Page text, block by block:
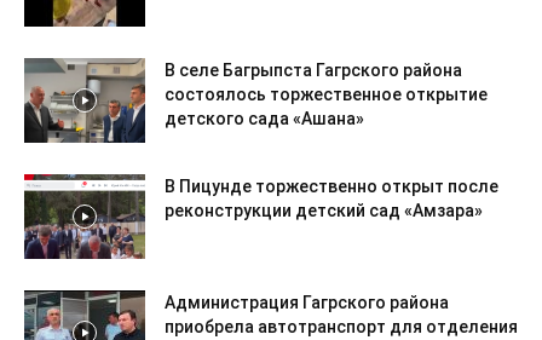
В селе Багрыпста Гагрского района
состоялось торжественное открытие
детского сада «Ашана»
В Пицунде торжественно открыт после
реконструкции детский сад «Амзара»
Администрация Гагрского района
приобрела автотранспорт для отделения